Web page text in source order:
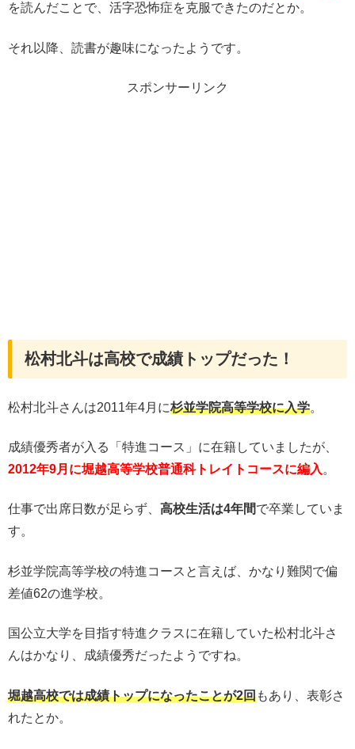
を読んだことで、活字恐怖症を克服できたのだとか。
それ以降、読書が趣味になったようです。
スポンサーリンク
松村北斗は高校で成績トップだった！
松村北斗さんは2011年4月に杉並学院高等学校に入学。
成績優秀者が入る「特進コース」に在籍していましたが、
2012年9月に堀越高等学校普通科トレイトコースに編入 。
仕事で出席日数が足らず、 高校生活は4年間で卒業していま
す。
杉並学院高等学校の特進コースと言えば、かなり難関で偏
差値62の進学校。
国公立大学を目指す特進クラスに在籍していた松村北斗さ
んはかなり、成績優秀だったようですね。
堀越高校では成績トップになったことが2回もあり、表彰さ
れたとか。